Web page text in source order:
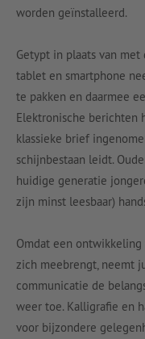
worden geïnstalleerd.
Getypt in plaats van
tablet en smartphone
te pakken en daarmee
Elektronische berichten
klassieke brief
schijnbestaan leidt.
huidige generatie
zijn minst leesbaar)
Omdat een
zich meebrengt, neemt
communicatie de
weer toe. Kalligrafie en
voor bijzondere